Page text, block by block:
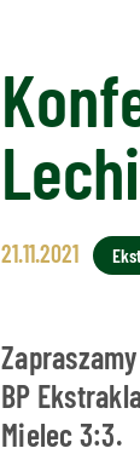
21.11.2021
BP
Mielec 3:3.